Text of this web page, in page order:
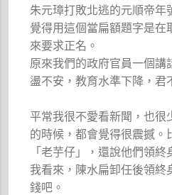
朱元璋打敗北逃的元順帝年
覺得用這個當扁額題字是在
來要求正名。
原來我們的政府官員一個講
盪不安，教育水準下降，君
平常我很不愛看新聞，也很
的時候，都會覺得很震撼。
「老芋仔」，還說他們領
我看來，陳水扁卸任後領終
錢吧。